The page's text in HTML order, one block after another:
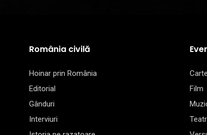
România civilă
Hoinar prin România
Editorial
Gânduri
Interviuri
Carte
Film